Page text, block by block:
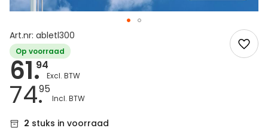
Art.nr: abletl300
Op voorraad
61.94
74.95
2 stuks in voorraad